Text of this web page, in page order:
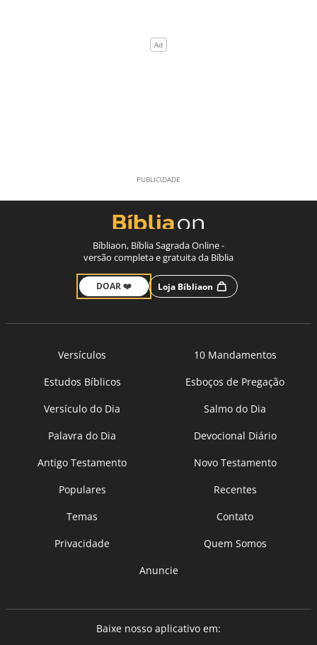
Bíbliaon, Bíblia Sagrada Online -
versão completa e gratuita da Bíblia
DOAR ❤️ Loja Bíbliaon
Versículos
10 Mandamentos
Estudos Bíblicos
Esboços de Pregação
Versículo do Dia
Salmo do Dia
Palavra do Dia
Devocional Diário
Antigo Testamento
Novo Testamento
Populares
Recentes
Temas
Contato
Privacidade
Quem Somos
Anuncie
Baixe nosso aplicativo em: